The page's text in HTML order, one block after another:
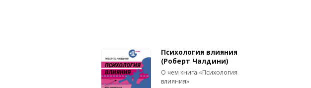
Психология влияния
(Роберт Чалдини)
О чем книга «Психология
влияния»